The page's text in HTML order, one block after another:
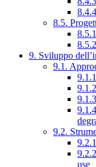
8.5.
9. Sviluppo
9.1.
9.2.
use